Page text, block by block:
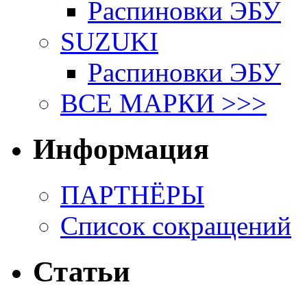
Распиновки ЭБУ
SUZUKI
Распиновки ЭБУ
ВСЕ МАРКИ >>>
Информация
ПАРТНЁРЫ
Список сокращений
Статьи